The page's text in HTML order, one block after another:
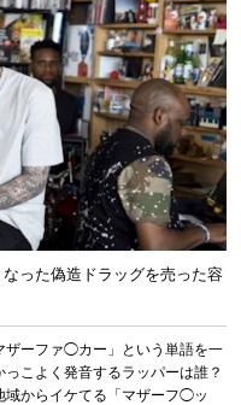
った偽造ドラッグを売った容
ザーファ◯カー」という単語を一
っこよく発音するラッパーは誰？
域からイケてる「マザーフ◯ッ